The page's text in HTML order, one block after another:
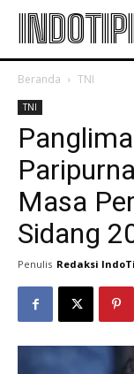
Beranda TNI
TNI
Masa
Sidang
Penulis Redaksi